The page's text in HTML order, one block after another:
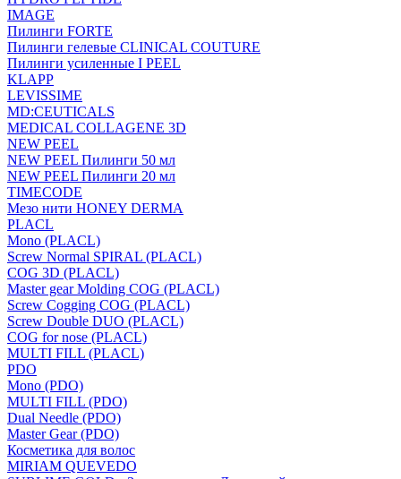
IMAGE
Пилинги FORTE
Пилинги гелевые CLINICAL COUTURE
Пилинги усиленные I PEEL
KLAPP
LEVISSIME
MD:CEUTICALS
MEDICAL COLLAGENE 3D
NEW PEEL
NEW PEEL Пилинги 50 мл
NEW PEEL Пилинги 20 мл
TIMECODE
Мезо нити HONEY DERMA
PLACL
Mono (PLACL)
Screw Normal SPIRAL (PLACL)
COG 3D (PLACL)
Master gear Molding COG (PLACL)
Screw Cogging COG (PLACL)
Screw Double DUO (PLACL)
COG for nose (PLACL)
MULTI FILL (PLACL)
PDO
Mono (PDO)
MULTI FILL (PDO)
Dual Needle (PDO)
Master Gear (PDO)
Косметика для волос
MIRIAM QUEVEDO